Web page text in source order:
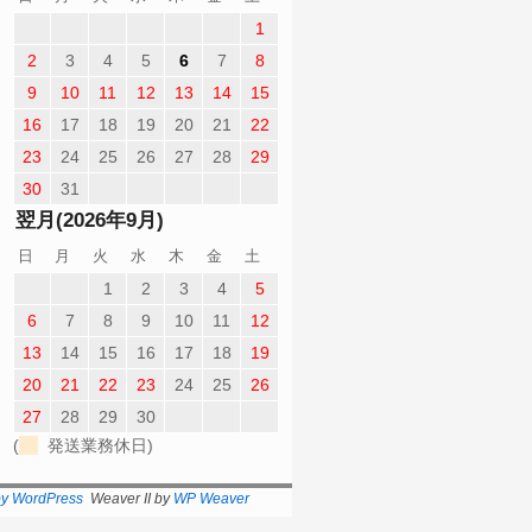
1
2
3 4 5 6 7
8
9
10 11 12 13 14
15
16
17 18 19 20 21
22
23
24 25 26 27 28
29
30
31
翌月(2026年9月)
日 月 火 水 木 金 土
1 2 3 4
5
6
7 8 9 10 11
12
13
14 15 16 17 18
19
20
21 22 23 24 25
26
27
28 29
30
(
発送業務休日)
WordPress Weaver II by WP Weaver